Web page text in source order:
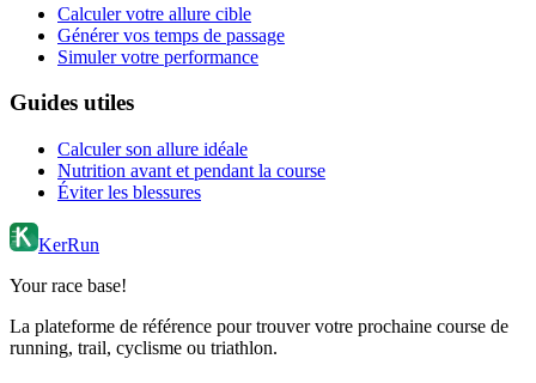
Calculer votre allure cible
Générer vos temps de passage
Simuler votre performance
Guides utiles
Calculer son allure idéale
Nutrition avant et pendant la course
Éviter les blessures
KerRun
Your race base!
La plateforme de référence pour trouver votre prochaine course de
running, trail, cyclisme ou triathlon.